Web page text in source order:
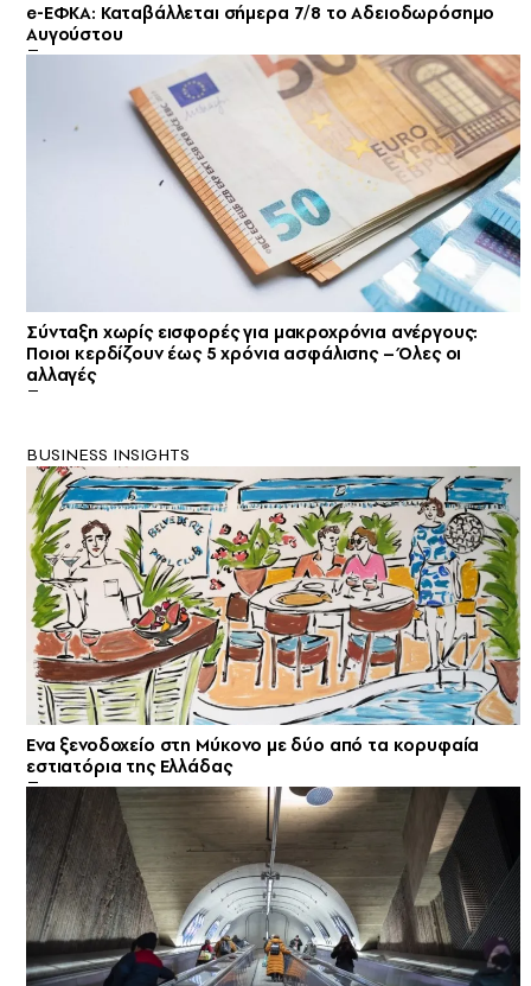
e-ΕΦΚΑ: Καταβάλλεται σήμερα 7/8 το Αδειοδωρόσημο
Αυγούστου
Σύνταξη χωρίς εισφορές για μακροχρόνια ανέργους:
Ποιοι κερδίζουν έως 5 χρόνια ασφάλισης – Όλες οι
αλλαγές
BUSINESS INSIGHTS
Ενα ξενοδοχείο στη Μύκονο με δύο από τα κορυφαία
εστιατόρια της Ελλάδας